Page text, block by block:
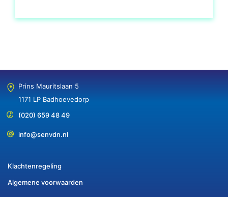
Prins Mauritslaan 5
1171 LP Badhoevedorp
(020) 659 48 49
info@senvdn.nl
Klachtenregeling
Algemene voorwaarden